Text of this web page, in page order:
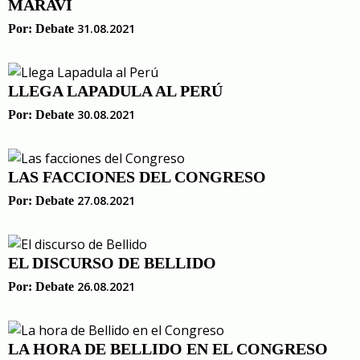
MARAVÍ
Por: Debate 31.08.2021
LLEGA LAPADULA AL PERÚ
Por: Debate 30.08.2021
LAS FACCIONES DEL CONGRESO
Por: Debate 27.08.2021
EL DISCURSO DE BELLIDO
Por: Debate 26.08.2021
LA HORA DE BELLIDO EN EL CONGRESO